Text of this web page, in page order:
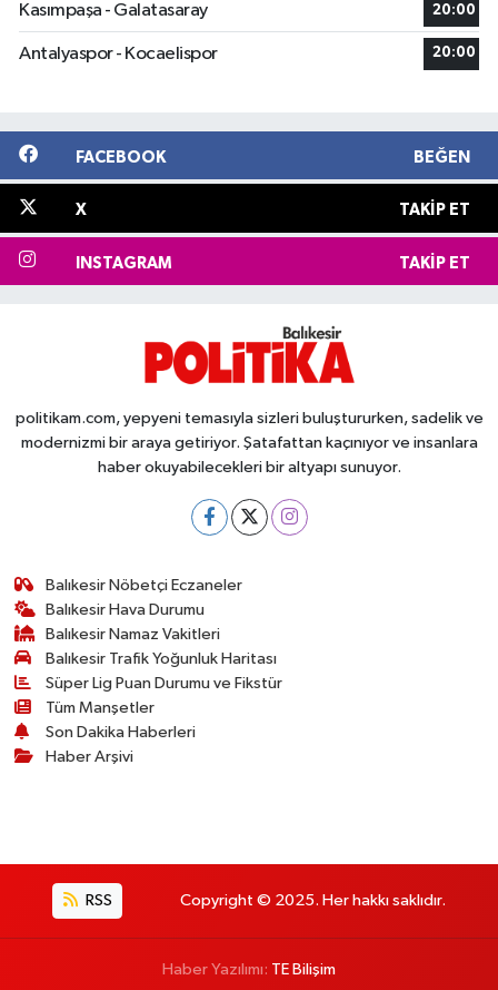
Kasımpaşa - Galatasaray 20:00
Antalyaspor - Kocaelispor 20:00
FACEBOOK BEĞEN
X TAKIP ET
INSTAGRAM TAKIP ET
politikam.com, yepyeni temasıyla sizleri buluştururken, sadelik ve
modernizmi bir araya getiriyor. Şatafattan kaçınıyor ve insanlara
haber okuyabilecekleri bir altyapı sunuyor.
Balıkesir Nöbetçi Eczaneler
Balıkesir Hava Durumu
Balıkesir Namaz Vakitleri
Balıkesir Trafik Yoğunluk Haritası
Süper Lig Puan Durumu ve Fikstür
Tüm Manşetler
Son Dakika Haberleri
Haber Arşivi
RSS Copyright © 2025. Her hakkı saklıdır.
Haber Yazılımı: TE Bilişim